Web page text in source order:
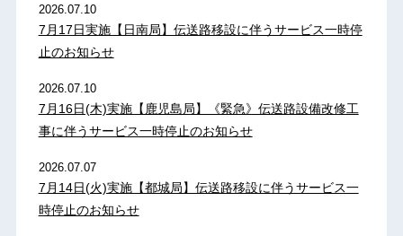
2026.07.10
7月17日実施【日南局】伝送路移設に伴うサービス一時停
止のお知らせ
2026.07.10
7月16日(木)実施【鹿児島局】《緊急》伝送路設備改修工
事に伴うサービス一時停止のお知らせ
2026.07.07
7月14日(火)実施【都城局】伝送路移設に伴うサービス一
時停止のお知らせ